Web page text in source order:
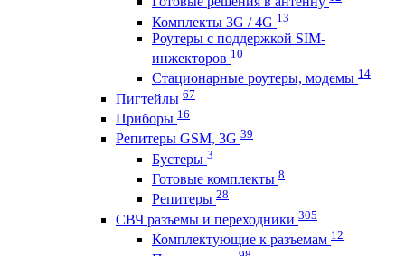
Комплекты 3G / 4G 13
Роутеры с поддержкой SIM-
инжекторов 10
Стационарные роутеры, модемы 14
Пигтейлы 67
Приборы 16
Репитеры GSM, 3G 39
Бустеры 3
Готовые комплекты 8
Репитеры 28
СВЧ разъемы и переходники 305
Комплектующие к разъемам 12